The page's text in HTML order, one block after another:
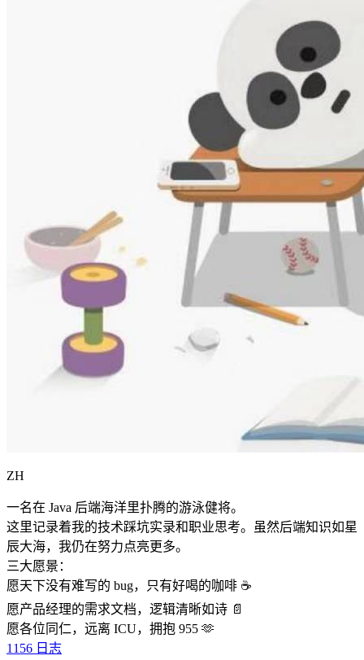
ZH
一名在 Java 后端海洋里扑腾的游泳健将。
这里记录着我的技术踩坑实录和职业思考。虽然后端知识如星
辰大海，我仍在努力点亮更多。
三大愿景：
愿天下没有难写的 bug，只有好喝的咖啡 ☕️
愿产品经理的需求文档，逻辑清晰如诗 📄
愿各位同仁，远离 ICU，拥抱 955 🫶
1156 日志